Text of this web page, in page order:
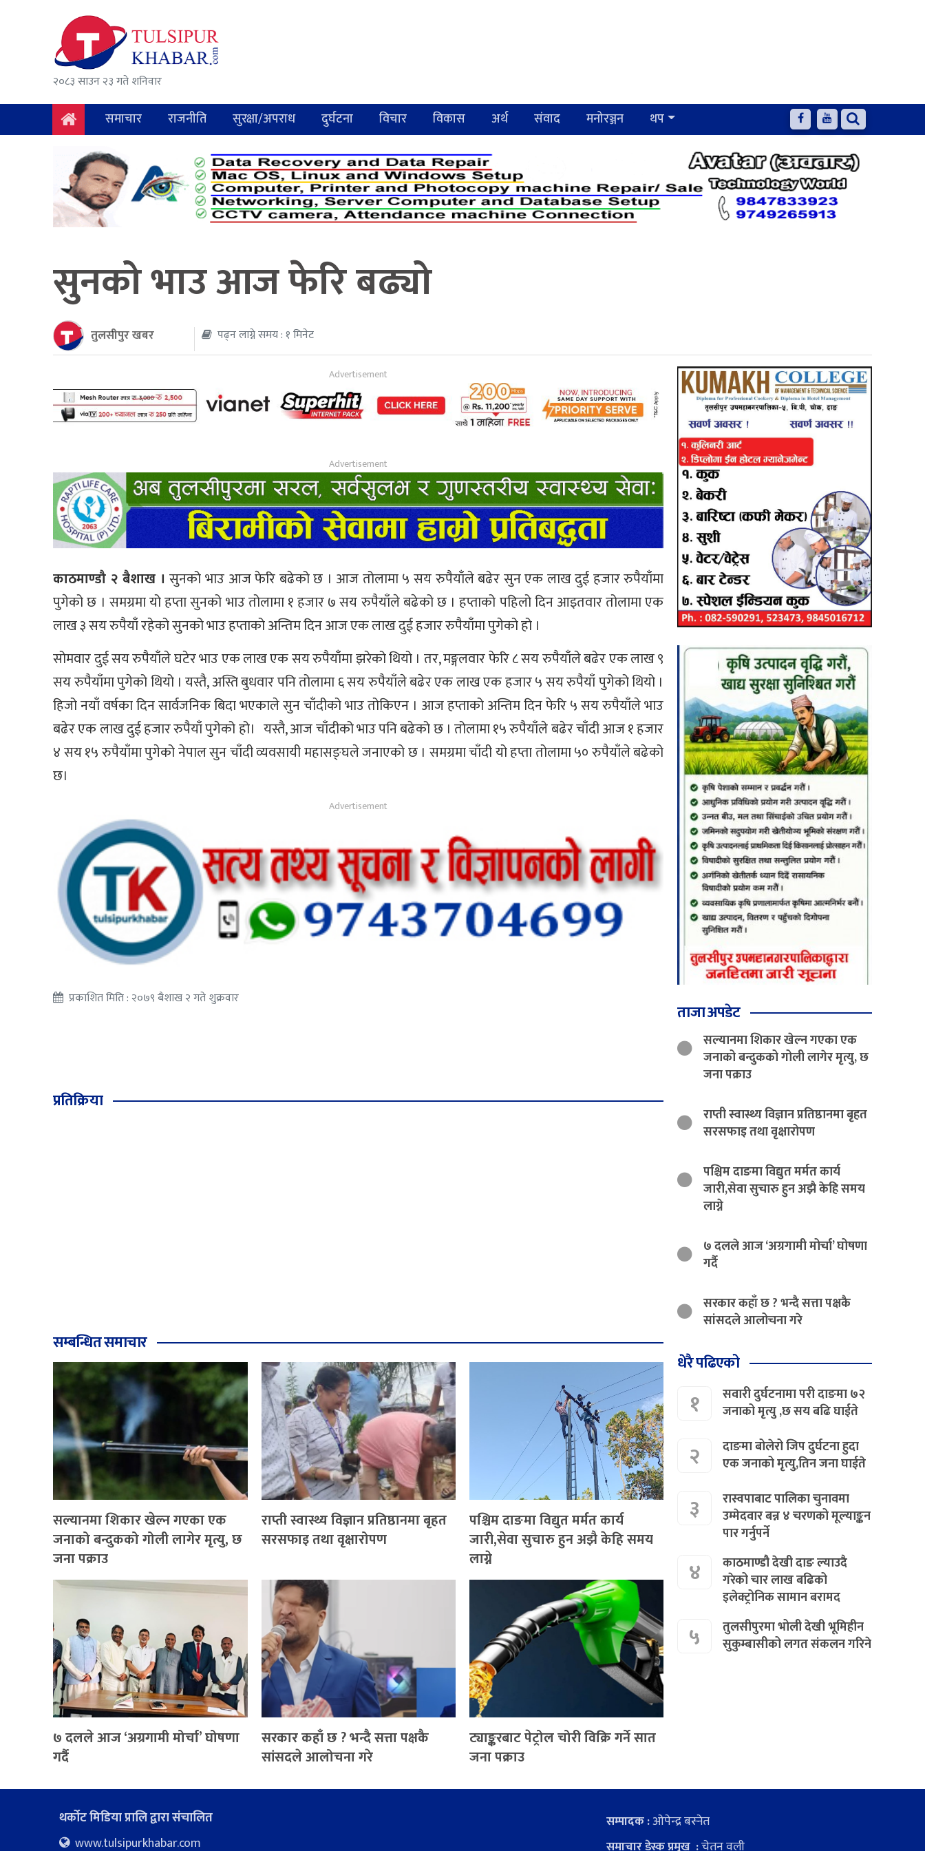
२०८३ साउन २३ गते शनिवार
समाचार राजनीति सुरक्षा/अपराध दुर्घटना विचार विकास अर्थ संवाद मनोरञ्जन थप
राजनीति
सुनको भाउ आज फेरि बढ्यो
तुलसीपुर खबर पढ्न लाग्ने समय : १ मिनेट
काठमाण्डौ २ बैशाख । सुनको भाउ आज फेरि बढेको छ । आज तोलामा ५ सय रुपैयाँले बढेर सुन एक लाख दुई हजार रुपैयाँमा
पुगेको छ । समग्रमा यो हप्ता सुनको भाउ तोलामा १ हजार ७ सय रुपैयाँले बढेको छ । हप्ताको पहिलो दिन आइतवार तोलामा एक
लाख ३ सय रुपैयाँ रहेको सुनको भाउ हप्ताको अन्तिम दिन आज एक लाख दुई हजार रुपैयाँमा पुगेको हो ।
सोमवार दुई सय रुपैयाँले घटेर भाउ एक लाख एक सय रुपैयाँमा झरेको थियो । तर, मङ्गलवार फेरि ८ सय रुपैयाँले बढेर एक लाख ९
सय रुपैयाँमा पुगेको थियो । यस्तै, अस्ति बुधवार पनि तोलामा ६ सय रुपैयाँले बढेर एक लाख एक हजार ५ सय रुपैयाँ पुगेको थियो ।
हिजो नयाँ वर्षका दिन सार्वजनिक बिदा भएकाले सुन चाँदीको भाउ तोकिएन । आज हप्ताको अन्तिम दिन फेरि ५ सय रुपैयाँले भाउ
बढेर एक लाख दुई हजार रुपैयाँ पुगेको हो। यस्तै, आज चाँदीको भाउ पनि बढेको छ । तोलामा १५ रुपैयाँले बढेर चाँदी आज १ हजार
४ सय १५ रुपैयाँमा पुगेको नेपाल सुन चाँदी व्यवसायी महासङ्घले जनाएको छ । समग्रमा चाँदी यो हप्ता तोलामा ५० रुपैयाँले बढेको
छ।
प्रकाशित मिति : २०७९ बैशाख २ गते शुक्रवार
प्रतिक्रिया
सम्बन्धित समाचार
सल्यानमा शिकार खेल्न गएका एक
जनाको बन्दुकको गोली लागेर मृत्यु, छ
जना पक्राउ
राप्ती स्वास्थ्य विज्ञान प्रतिष्ठानमा बृहत
सरसफाइ तथा वृक्षारोपण
पश्चिम दाङमा विद्युत मर्मत कार्य
जारी,सेवा सुचारु हुन अझै केहि समय
लाग्ने
७ दलले आज ‘अग्रगामी मोर्चा’ घोषणा
गर्दै
सरकार कहाँ छ ? भन्दै सत्ता पक्षकै
सांसदले आलोचना गरे
ट्याङ्करबाट पेट्रोल चोरी विक्रि गर्ने सात
जना पक्राउ
ताजा अपडेट
सल्यानमा शिकार खेल्न गएका एक
जनाको बन्दुकको गोली लागेर मृत्यु, छ
जना पक्राउ
राप्ती स्वास्थ्य विज्ञान प्रतिष्ठानमा बृहत
सरसफाइ तथा वृक्षारोपण
पश्चिम दाङमा विद्युत मर्मत कार्य
जारी,सेवा सुचारु हुन अझै केहि समय
लाग्ने
७ दलले आज ‘अग्रगामी मोर्चा’ घोषणा
गर्दै
सरकार कहाँ छ ? भन्दै सत्ता पक्षकै
सांसदले आलोचना गरे
धेरै पढिएको
१
सवारी दुर्घटनामा परी दाङमा ७२
जनाको मृत्यु ,छ सय बढि घाईते
२
दाङमा बोलेरो जिप दुर्घटना हुदा
एक जनाको मृत्यु,तिन जना घाईते
३
रास्वपाबाट पालिका चुनावमा
उम्मेदवार बन्न ४ चरणको मूल्याङ्कन
पार गर्नुपर्ने
४
काठमाण्डौ देखी दाङ ल्याउदै
गरेको चार लाख बढिको
इलेक्ट्रोनिक सामान बरामद
५
तुलसीपुरमा भोली देखी भूमिहीन
सुकुम्बासीको लगत संकलन गरिने
थर्कोट मिडिया प्रालि द्वारा संचालित
www.tulsipurkhabar.com
सम्पादक :ओपेन्द्र बस्नेत
समाचार डेस्क प्रमुख :चेतन वली